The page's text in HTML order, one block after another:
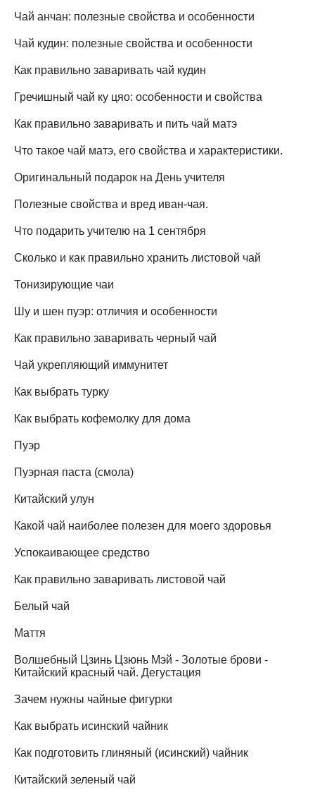
Чай анчан: полезные свойства и особенности
Чай кудин: полезные свойства и особенности
Как правильно заваривать чай кудин
Гречишный чай ку цяо: особенности и свойства
Как правильно заваривать и пить чай матэ
Что такое чай матэ, его свойства и характеристики.
Оригинальный подарок на День учителя
Полезные свойства и вред иван-чая.
Что подарить учителю на 1 сентября
Сколько и как правильно хранить листовой чай
Тонизирующие чаи
Шу и шен пуэр: отличия и особенности
Как правильно заваривать черный чай
Чай укрепляющий иммунитет
Как выбрать турку
Как выбрать кофемолку для дома
Пуэр
Пуэрная паста (смола)
Китайский улун
Какой чай наиболее полезен для моего здоровья
Успокаивающее средство
Как правильно заваривать листовой чай
Белый чай
Маття
Волшебный Цзинь Цзюнь Мэй - Золотые брови -
Китайский красный чай. Дегустация
Зачем нужны чайные фигурки
Как выбрать исинский чайник
Как подготовить глиняный (исинский) чайник
Китайский зеленый чай